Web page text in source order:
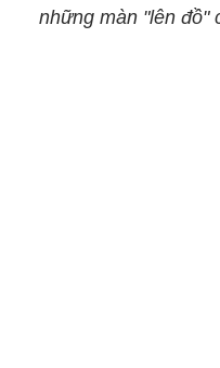
những màn "lên đồ"